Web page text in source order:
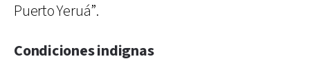
Puerto Yeruá”.
Condiciones indignas